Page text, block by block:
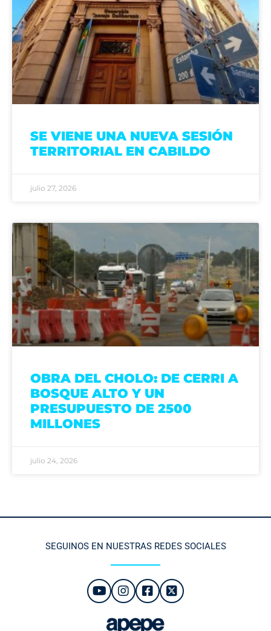
SE VIENE UNA NUEVA SESIÓN
TERRITORIAL EN CABILDO
julio 27, 2026
OBRA DEL CHOLO: DE CERRI A
BOSQUE ALTO Y UN
PRESUPUESTO DE 2500
MILLONES
julio 24, 2026
SEGUINOS EN NUESTRAS REDES SOCIALES